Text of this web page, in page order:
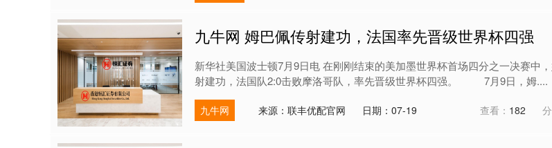
九牛网 姆巴佩传射建功，法国率先晋级世界杯四强
新华社美国波士顿7月9日电 在刚刚结束的美加墨世界杯首场四分之一决赛中
射建功，法国队2:0击败摩洛哥队，率先晋级世界杯四强。 7月9日，姆....
九牛网 来源：联丰优配官网 日期：07-19 查看： 182